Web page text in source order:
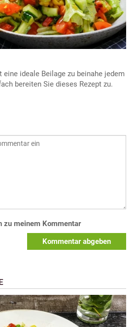
ideale Beilage zu beinahe jedem
bereiten Sie dieses Rezept zu.
zu meinem Kommentar
Kommentar abgeben